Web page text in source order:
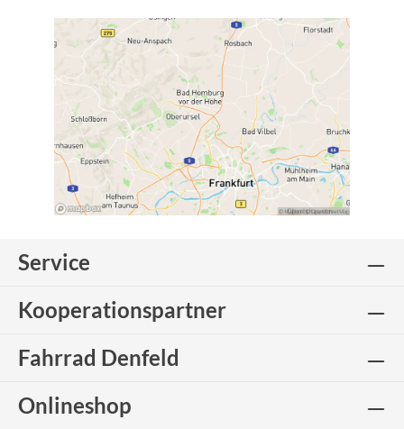
Service
Kooperationspartner
Fahrrad Denfeld
Onlineshop